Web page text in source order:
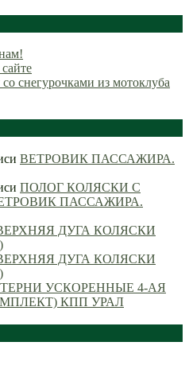
снегурочками из мотоклуба
ВЕТРОВИК ПАССАЖИРА.
ПОЛОГ КОЛЯСКИ С
ПАССАЖИРА.
ДУГА КОЛЯСКИ
ДУГА КОЛЯСКИ
УСКОРЕННЫЕ 4-АЯ
КПП УРАЛ